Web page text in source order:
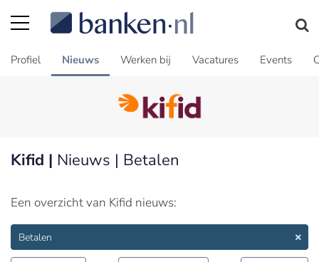
Profiel Nieuws Werken bij Vacatures Events
Kifid | Nieuws | Betalen
Een overzicht van Kifid nieuws:
Betalen